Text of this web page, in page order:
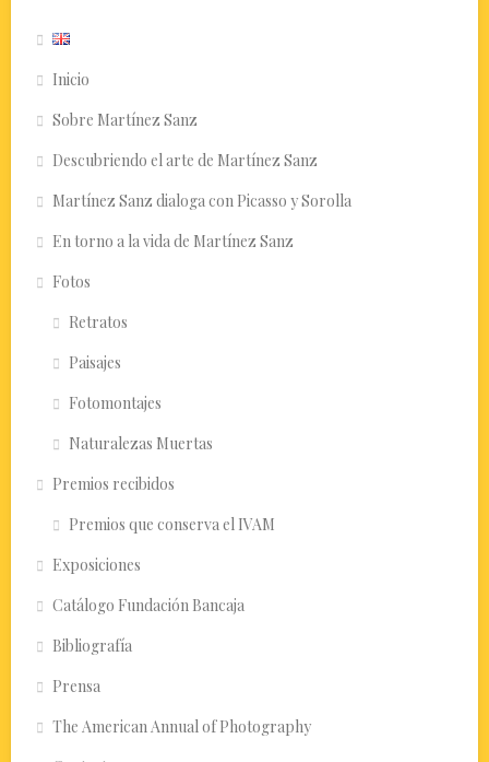
Inicio
Sobre Martínez Sanz
Descubriendo el arte de Martínez Sanz
Martínez Sanz dialoga con Picasso y Sorolla
En torno a la vida de Martínez Sanz
Fotos
Retratos
Paisajes
Fotomontajes
Naturalezas Muertas
Premios recibidos
Premios que conserva el IVAM
Exposiciones
Catálogo Fundación Bancaja
Bibliografía
Prensa
The American Annual of Photography